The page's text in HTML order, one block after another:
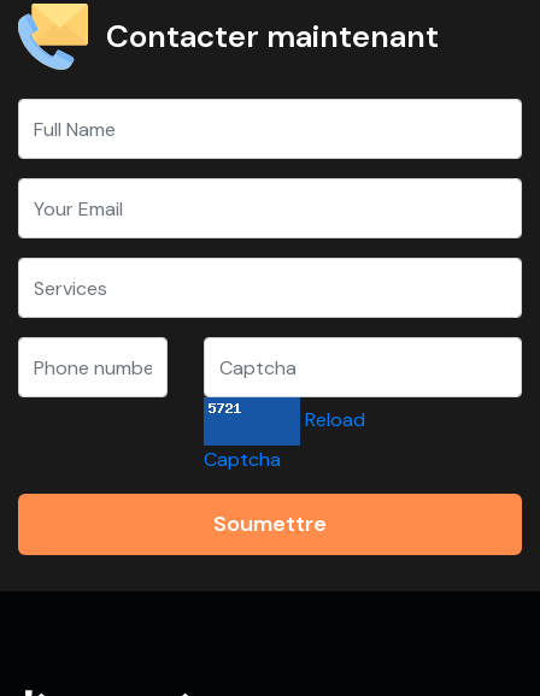
Contacter maintenant
Reload
Captcha
Soumettre